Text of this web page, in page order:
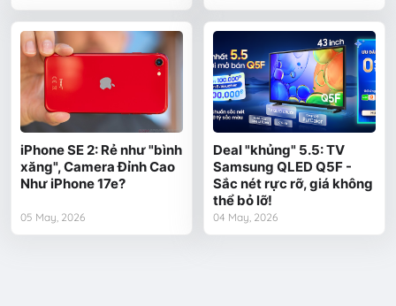
iPhone SE 2: Rẻ như "bình
xăng", Camera Đỉnh Cao
Như iPhone 17e?
05 May, 2026
Deal "khủng" 5.5: TV
Samsung QLED Q5F -
Sắc nét rực rỡ, giá không
thể bỏ lỡ!
04 May, 2026